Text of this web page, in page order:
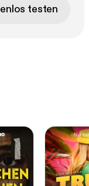
testen